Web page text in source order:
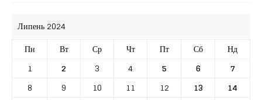
Липень 2024
Пн
Вт Ср Чт Пт Сб
Нд
1
2 3 4 5 6
7
8
9 10 11 12 13
14